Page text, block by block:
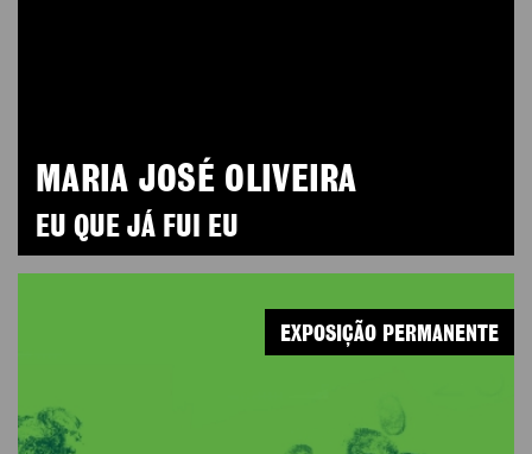
MARIA JOSÉ OLIVEIRA
EU QUE JÁ FUI EU
EXPOSIÇÃO PERMANENTE